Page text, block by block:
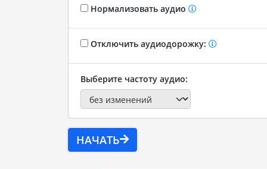
Нормализовать аудио
Отключить аудиодорожку:
Выберите частоту аудио:
НАЧАТЬ